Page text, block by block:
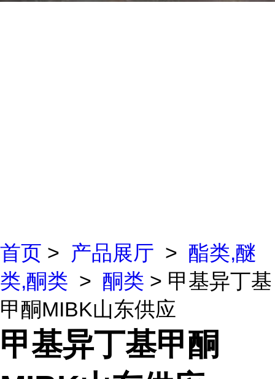
首页 > 产品展厅 > 酯类,醚
类,酮类 > 酮类 > 甲基异丁基
甲酮MIBK山东供应
甲基异丁基甲酮